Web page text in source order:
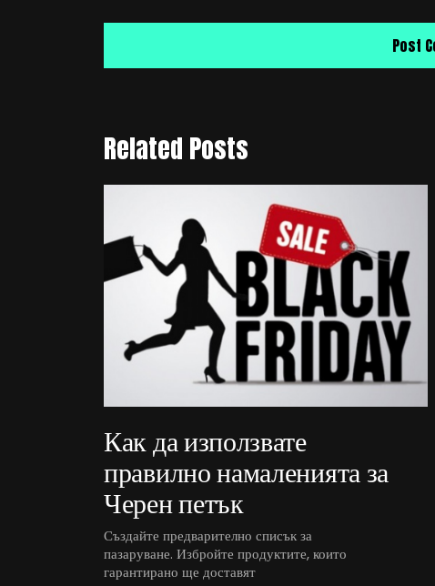
Related Posts
Как да използвате
правилно намаленията за
Черен петък
Създайте предварително списък за
пазаруване. Избройте продуктите, които
гарантирано ще доставят